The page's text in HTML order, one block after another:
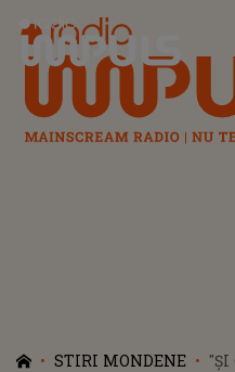
Radio Impuls
STIRI MONDENE
"ȘI